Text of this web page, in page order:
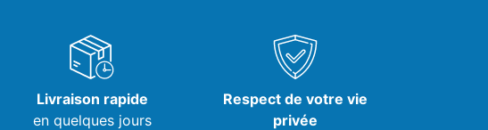
Livraison rapide
en quelques jours
Respect de votre vie
privée